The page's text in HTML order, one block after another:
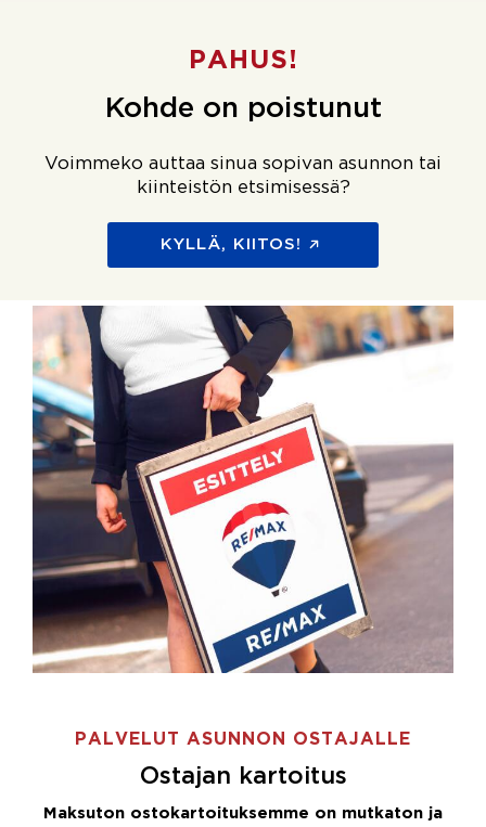
PAHUS!
Kohde on poistunut
Voimmeko auttaa sinua sopivan asunnon tai
kiinteistön etsimisessä?
KYLLÄ, KIITOS!
PALVELUT ASUNNON OSTAJALLE
Ostajan kartoitus
Maksuton ostokartoituksemme on mutkaton ja